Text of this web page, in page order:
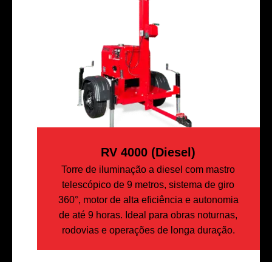
RV 4000 (diesel)
Torre de iluminação a diesel com mastro
telescópico de 9 metros, sistema de giro
360°, motor de alta eficiência e autonomia
de até 9 horas. Ideal para obras noturnas,
rodovias e operações de longa duração.